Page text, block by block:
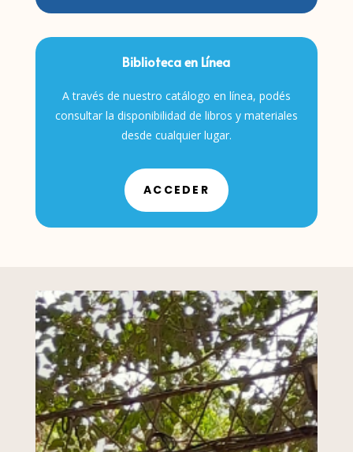
Biblioteca en Línea
A través de nuestro catálogo en línea, podés
consultar la disponibilidad de libros y materiales
desde cualquier lugar.
ACCEDER